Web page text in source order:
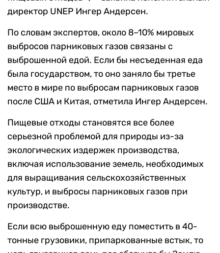
директор UNEP Ингер Андерсен.
По словам экспертов, около 8–10% мировых
выбросов парниковых газов связаны с
выброшенной едой. Если бы несъеденная еда
была государством, то оно заняло бы третье
место в мире по выбросам парниковых газов
после США и Китая, отметила Ингер Андерсен.
Пищевые отходы становятся все более
серьезной проблемой для природы из-за
экологических издержек производства,
включая использование земель, необходимых
для выращивания сельскохозяйственных
культур, и выбросы парниковых газов при
производстве.
Если всю выброшенную еду поместить в 40-
тонные грузовики, припаркованные встык, то